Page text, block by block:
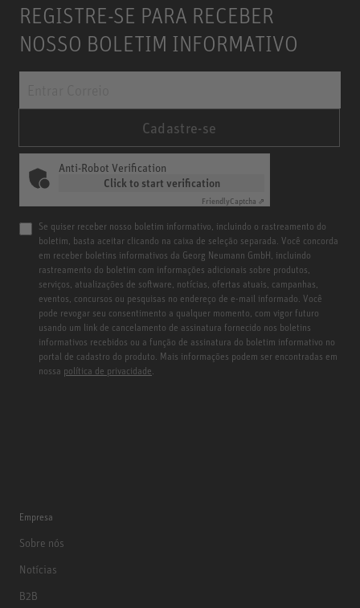
REGISTRE-SE PARA RECEBER
NOSSO BOLETIM INFORMATIVO
Cadastre-se
Anti-Robot Verification
Click to start verification
FriendlyCaptcha ⇗
Se quiser receber nosso boletim informativo, incluindo o rastreamento do
boletim, basta aceitar clicando na caixa de seleção separada. Você concorda
em receber boletins informativos da Georg Neumann GmbH, incluindo
rastreamento do boletim com informações adicionais sobre produtos,
serviços, atualizações de software, notícias, ofertas atuais, campanhas,
eventos, concursos ou pesquisas no endereço de e-mail informado. Você
pode revogar seu consentimento a qualquer momento, com vigor futuro
usando um link de cancelamento de assinatura fornecido nos boletins
informativos recebidos ou a função de assinatura do boletim informativo no
portal de cadastro do produto. Mais informações podem ser encontradas em
nossa política de privacidade.
Empresa
Sobre nós
Notícias
B2B